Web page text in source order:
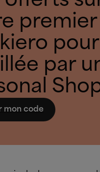
premier
par
mon code